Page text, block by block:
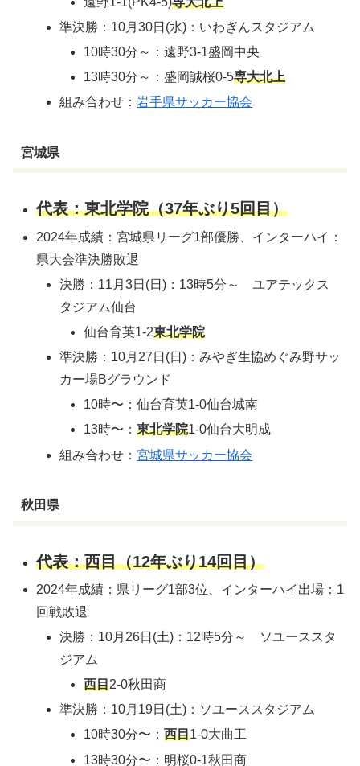
準決勝：10月30日(水)：いわぎんスタジアム
10時30分～：遠野3-1盛岡中央
13時30分～：盛岡誠桜0-5専大北上
組み合わせ：岩手県サッカー協会
宮城県
代表：東北学院（37年ぶり5回目）
2024年成績：宮城県リーグ1部優勝、インターハイ：
県大会準決勝敗退
決勝：11月3日(日)：13時5分～ ユアテックス
タジアム仙台
仙台育英1-2東北学院
準決勝：10月27日(日)：みやぎ生協めぐみ野サッ
カー場Bグラウンド
10時〜：仙台育英1-0仙台城南
13時〜： 東北学院1-0仙台大明成
組み合わせ：宮城県サッカー協会
秋田県
代表：西目（12年ぶり14回目）
2024年成績：県リーグ1部3位、インターハイ出場：1
回戦敗退
決勝：10月26日(土)：12時5分～ ソユーススタ
ジアム
西目2-0秋田商
準決勝：10月19日(土)：ソユーススタジアム
10時30分〜： 西目1-0大曲工
13時30分〜：明桜0-1秋田商